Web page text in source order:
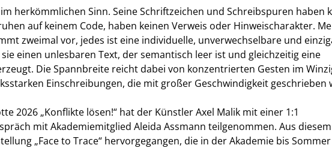
herkömmlichen Sinn. Seine Schriftzeichen und Schreibspuren haben
auf keinem Code, haben keinen Verweis oder Hinweischarakter.
zweimal vor, jedes ist eine individuelle, unverwechselbare und
einen unlesbaren Text, der semantisch leer ist und gleichzeitig eine
Die Spannbreite reicht dabei von konzentrierten Gesten im
Einschreibungen, die mit großer Geschwindigkeit geschrieben
2026 „Konflikte lösen!“ hat der Künstler Axel Malik mit einer 1:1
mit Akademiemitglied Aleida Assmann teilgenommen. Aus diesem
„Face to Trace“ hervorgegangen, die in der Akademie bis